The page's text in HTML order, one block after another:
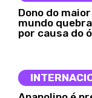
Dono do
mundo
por causa do